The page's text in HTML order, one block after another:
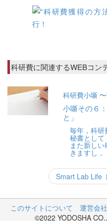
科研費に関連するWEBコン
科研費小噺
小噺その６
と」
毎年，科研
秘書として
また新し
きますし，
Smart Lab Life
このサイトについて 運営会社
©2022 YODOSHA